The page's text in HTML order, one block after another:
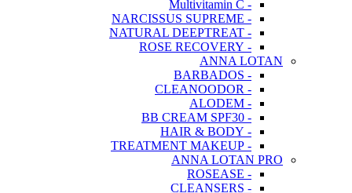
- Multivitamin C
- NARCISSUS SUPREME
- NATURAL DEEPTREAT
- ROSE RECOVERY
ANNA LOTAN
- BARBADOS
- CLEANOODOR
- ALODEM
- BB CREAM SPF30
- HAIR & BODY
- TREATMENT MAKEUP
ANNA LOTAN PRO
- ROSEASE
- CLEANSERS